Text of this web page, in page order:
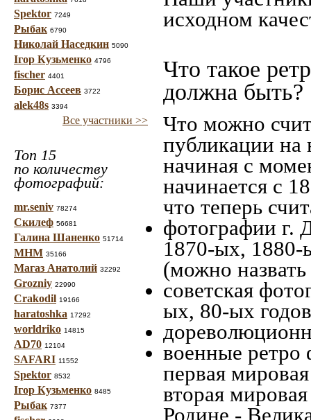
Spektor 7249
Рыбак 6790
Николай Наседкин 5090
Ігор Кузьменко 4796
fischer 4401
Борис Ассеев 3722
alek48s 3394
Все участники >>
Топ 15
по количеству
фотографий:
mr.seniv 78274
Скилеф 56681
Галина Шаненко 51714
МНМ 35166
Магаз Анатолий 32292
Grozniy 22990
Crakodil 19166
haratoshka 17292
worldriko 14815
AD70 12104
SAFARI 11552
Spektor 8532
Ігор Кузьменко 8485
Рыбак 7377
исходном
Что такое
должна быть?
Что можно
публикации
начиная c
начинается с
что теперь
фотографии г.
1870-ых, 1880-
(можно
советская
ых, 80-ых
военные ретро
первая
вторая
Родине -